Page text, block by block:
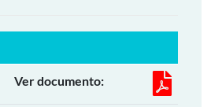
Ver documento: